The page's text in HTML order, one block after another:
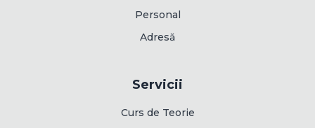
Personal
Adresă
Servicii
Curs de Teorie